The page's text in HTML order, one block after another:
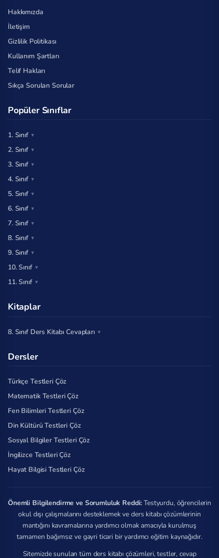
Hakkımızda
İletişim
Gizlilik Politikası
Kullanım Şartları
Telif Hakları
Sıkça Sorulan Sorular
Popüler Sınıflar
1. Sınıf
2. Sınıf
3. Sınıf
4. Sınıf
5. Sınıf
6. Sınıf
7. Sınıf
8. Sınıf
9. Sınıf
10. Sınıf
11. Sınıf
Kitaplar
8. Sınıf Ders Kitabı Cevapları
Dersler
Türkçe Testleri Çöz
Matematik Testleri Çöz
Fen Bilimleri Testleri Çöz
Din Kültürü Testleri Çöz
Sosyal Bilgiler Testleri Çöz
İngilizce Testleri Çöz
Hayat Bilgisi Testleri Çöz
Önemli Bilgilendirme ve Sorumluluk Reddi: Testyurdu, öğrencilerin
okul dışı çalışmalarını desteklemek ve ders kitabı çözümlerinin
mantığını kavramalarına yardımcı olmak amacıyla kurulmuş
tamamen bağımsız ve gayri ticari bir yardımcı eğitim kaynağıdır.
Sitemizde sunulan tüm ders kitabı çözümleri, testler, cevap